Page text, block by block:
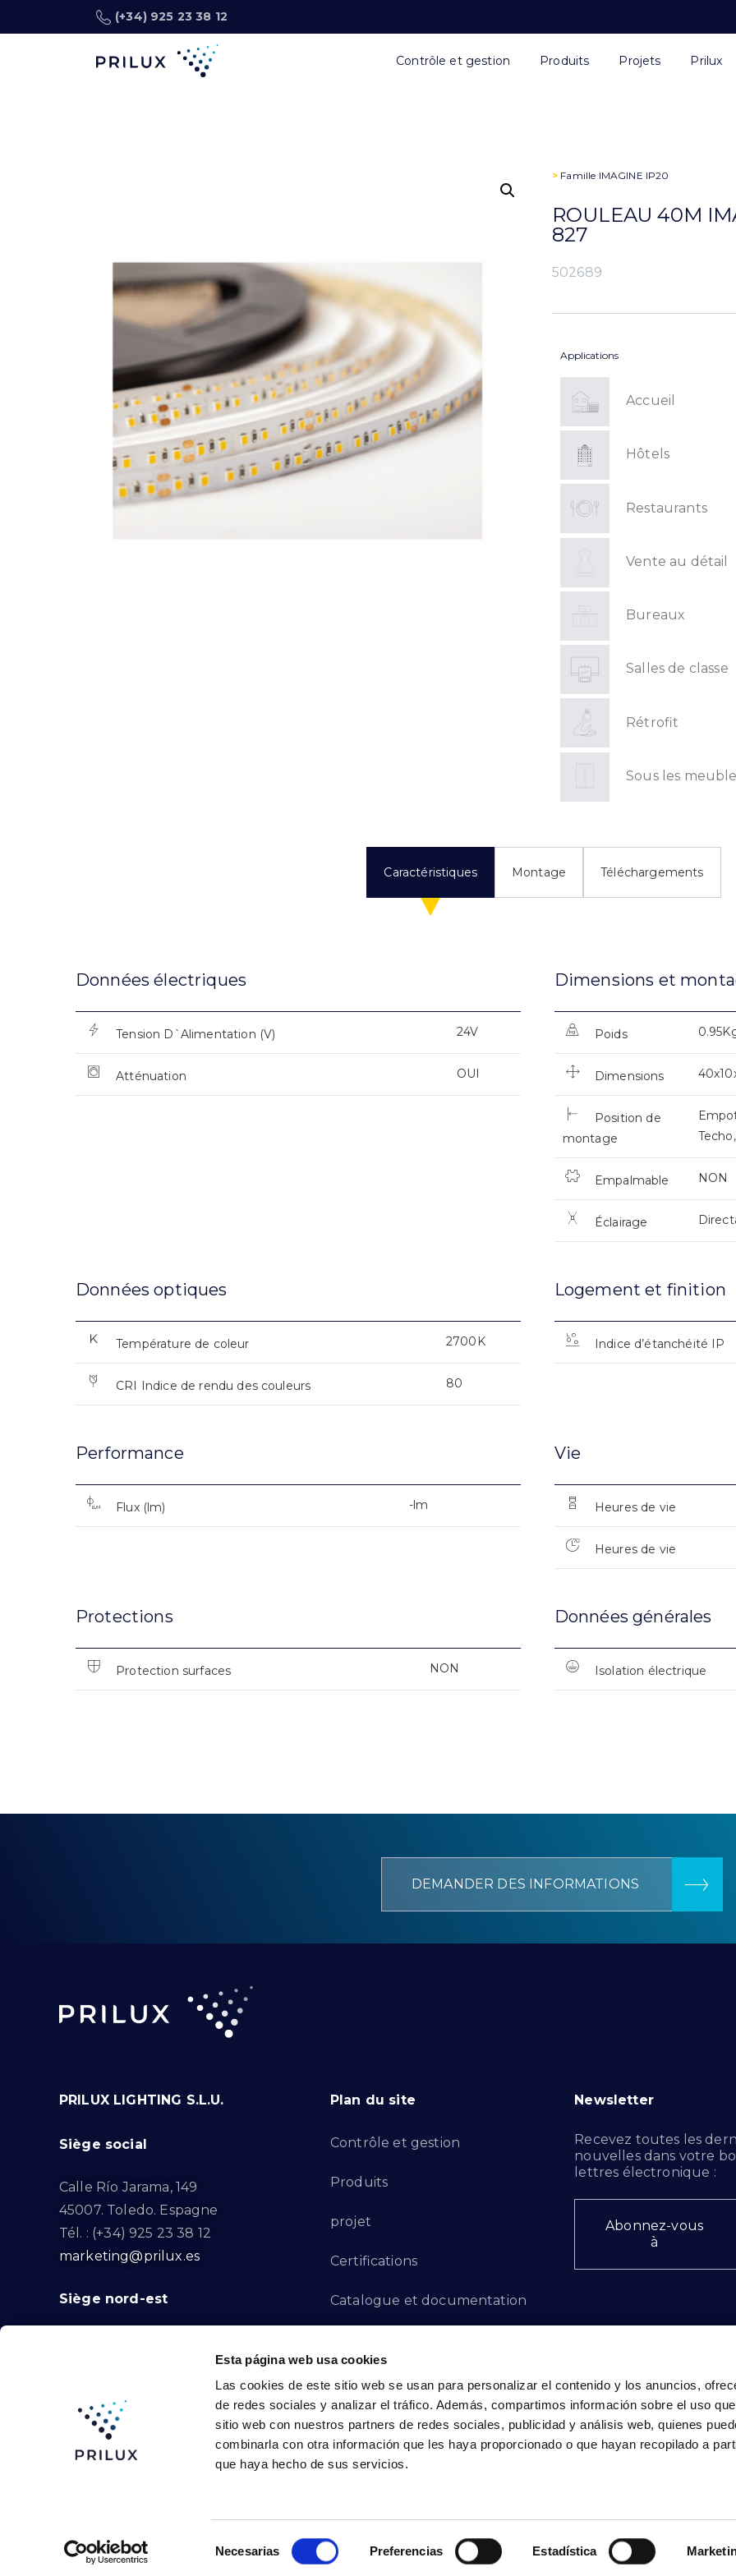
Esta página web usa cookies
Las cookies de este sitio web se usan para personalizar el contenido y los anuncios,
de redes sociales y analizar el tráfico. Además, compartimos información sobre el uso
sitio web con nuestros partners de redes sociales, publicidad y análisis web, quienes
combinarla con otra información que les haya proporcionado o que hayan recopilado a
que haya hecho de sus servicios.
Necesarias Preferencias Estadística
(+34) 925 23 38 12
Contrôle et gestion Produits Projets Prilux
> Famille IMAGINE IP20
ROULEAU 40M
827
502689
Applications
Accueil
Hôtels
Restaurants
Vente au détail
Bureaux
Salles de classe
Rétrofit
Sous les
Caractéristiques Montage Téléchargements
Données électriques
Tension D`Alimentation (V) 24V
Atténuation OUI
Dimensions et
Poids
Dimensions
Position de
montage
Empalmable NON
Éclairage
Données optiques
Température de coleur 2700K
CRI Indice de rendu des couleurs 80
Logement et finition
Indice d’étanchéité IP
Performance
Flux (lm) -lm
Vie
Heures de vie
Heures de vie
Protections
Protection surfaces NON
Données générales
Isolation électrique
DEMANDER DES INFORMATIONS
PRILUX LIGHTING S.L.U.
Siège social
Calle Río Jarama, 149
45007. Toledo. Espagne
Tél. : (+34) 925 23 38 12
marketing@prilux.es
Siège nord-est
08791. Sant Llorenç d’Hortons.
Tél. : (+34) 93 719 23 29
marketing@prilux.es
Plan du site
Contrôle et gestion
Produits
projet
Certifications
Catalogue et documentation
Canal des plaintes
Contacto - FR
Newsletter
Recevez toutes les
nouvelles dans votre
lettres électronique :
Abonnez-vous
à